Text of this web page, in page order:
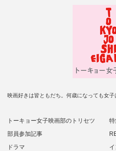
映画好きは皆ともだち。何歳になっても女
トーキョー女子映画部のトリセツ
部員参加記事
ドラマ